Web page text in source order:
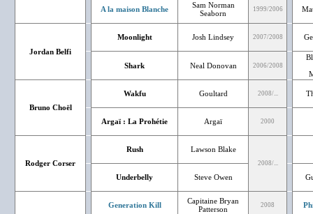
A la maison Blanche
Sam Norman
Seaborn
1999/2006
Jordan Belfi
Moonlight Josh Lindsey 2007/2008
Shark Neal Donovan 2006/2008
Bruno Choël
Wakfu Goultard 2008/...
Argaï : La Prohétie Argaï 2000
Rodger Corser
Rush Lawson Blake
2008/...
Underbelly Steve Owen
Generation Kill
Capitaine Bryan
Patterson
2008